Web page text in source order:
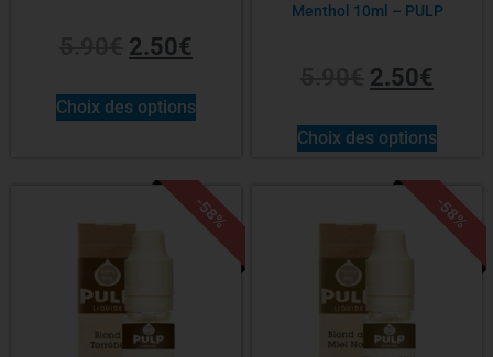
2.50€
Choix des options
Menthol 10ml – PULP
2.50€
Choix des options
-58% -58%